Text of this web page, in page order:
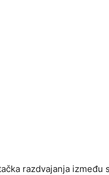
razdvajanja između